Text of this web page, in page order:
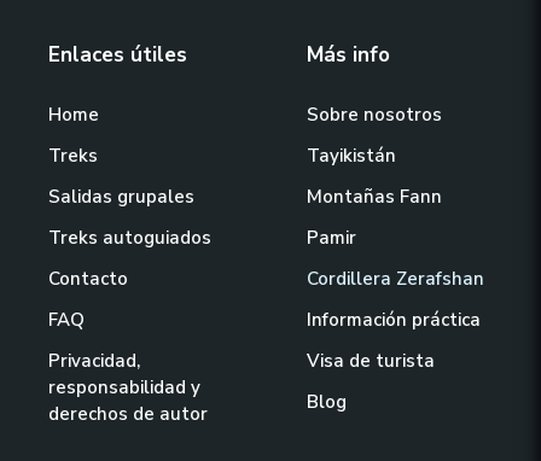
Enlaces útiles
Home
Treks
Salidas grupales
Treks autoguiados
Contacto
FAQ
Privacidad,
responsabilidad y
derechos de autor
Más info
Sobre nosotros
Tayikistán
Montañas Fann
Pamir
Cordillera Zerafshan
Información práctica
Visa de turista
Blog